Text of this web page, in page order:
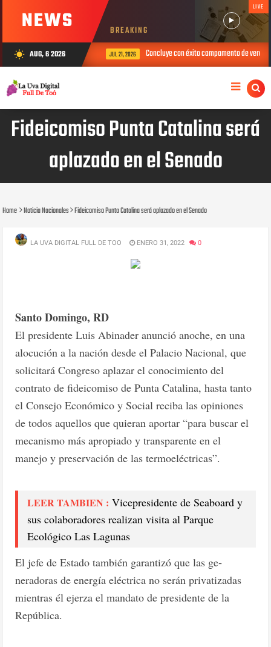
NEWS BREAKING
LIVE
wb_sunny AUG, 6 2026
el período 2026-2028 JUL 21, 2026 Concluye con éxito campamento de
Fideicomiso Punta Catalina será
aplazado en el Senado
Home Noticia Nacionales Fideicomiso Punta Catalina será aplazado en el Senado
LA UVA DIGITAL FULL DE TOO ENERO 31, 2022 0
Santo Domingo, RD
El presidente Luis Abinader anunció anoche, en una
alocución a la nación des­de el Palacio Nacional, que
solicitará Congreso aplazar el conocimiento del
contra­to de fideicomiso de Pun­ta Catalina, hasta tanto
el Consejo Económico y So­cial reciba las opiniones
de todos aquellos que quieran aportar “para buscar el
me­canismo más apropiado y transparente en el
manejo y preservación de las ter­moeléctricas”.
LEER TAMBIEN : Vicepresidente de Seaboard y
sus colaboradores realizan visita al Parque
Ecológico Las Lagunas
El jefe de Estado tam­bién garantizó que las ge­
neradoras de energía eléc­trica no serán privatizadas
mientras él ejerza el man­dato de presidente de la
República.